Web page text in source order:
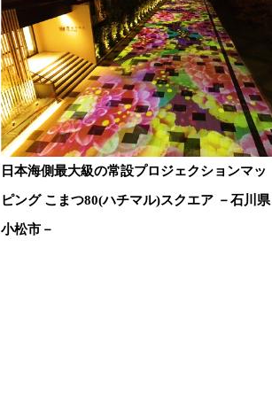
日本海側最大級の常設プロジェクションマッ
ピング こまつ80(ハチマル)スクエア －石川県
小松市－